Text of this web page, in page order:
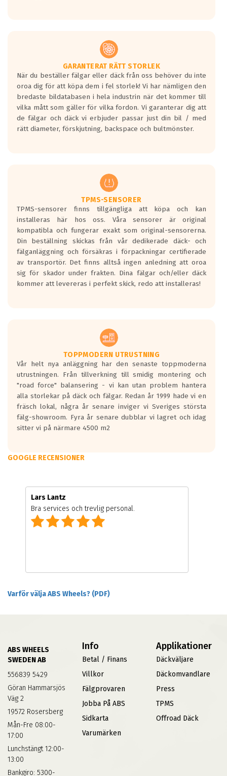
Vid körning i över 50km/h brukar
rullmotståndets ljud överträffa
motorljudet.
På däckmärkningen kommer det finnas
en symbol av ett däck med vågar. Hög
bullernivå markeras med svarta vågor
medans de vita vågorna påvisar om det är
ett tyst däck.
regelverket som introduceras år 2016.
Ett däck med två svarta vågor är redan
godkända för år 2016 nya regelverk.
Ett däck med en svart våg kommer vara
minst tre decibel tystare än det
regelverk som börjar gälla 2016.
GARANTERAT RÄTT STORLEK
När du beställer fälgar eller däck från oss behöver du inte
oroa dig för att köpa dem i fel storlek! Vi har nämligen den
bredaste bildatabasen i hela industrin när det kommer till
vilka mått som gäller för vilka fordon. Vi garanterar dig att
de fälgar och däck vi erbjuder passar just din bil / med
rätt diameter, förskjutning, backspace och bultmönster.
TPMS-SENSORER
TPMS-sensorer finns tillgängliga att köpa och kan
installeras här hos oss. Våra sensorer är original
kompatibla och fungerar exakt som original-sensorerna.
Din beställning skickas från vår dedikerade däck- och
fälganläggning och försäkras i förpackningar certifierade
av transportör. Det finns alltså ingen anledning att oroa
sig för skador under frakten. Dina fälgar och/eller däck
kommer att levereras i perfekt skick, redo att installeras!
TOPPMODERN UTRUSTNING
Vår helt nya anläggning har den senaste toppmoderna
utrustningen. Från tillverkning till smidig montering och
"road force" balansering - vi kan utan problem hantera
alla storlekar på däck och fälgar. Redan år 1999 hade vi en
fräsch lokal, några år senare inviger vi Sveriges största
fälg-showroom. Fyra år senare dubblar vi lagret och idag
sitter vi på närmare 4500 m2
GOOGLE RECENSIONER
Lars Lantz
Bra services och trevlig personal.
Varför välja ABS Wheels? (PDF)
ABS WHEELS
SWEDEN AB
556839 5429
Göran Hammarsjös
Väg 2
19572 Rosersberg
Mån-Fre 08:00-
17:00
Lunchstängt 12:00-
13:00
Bankgiro: 5300-
Info
Betal / Finans
Villkor
Fälgprovaren
Jobba På ABS
Sidkarta
Varumärken
Applikationer
Däckväljare
Däckomvandlare
Press
TPMS
Offroad Däck